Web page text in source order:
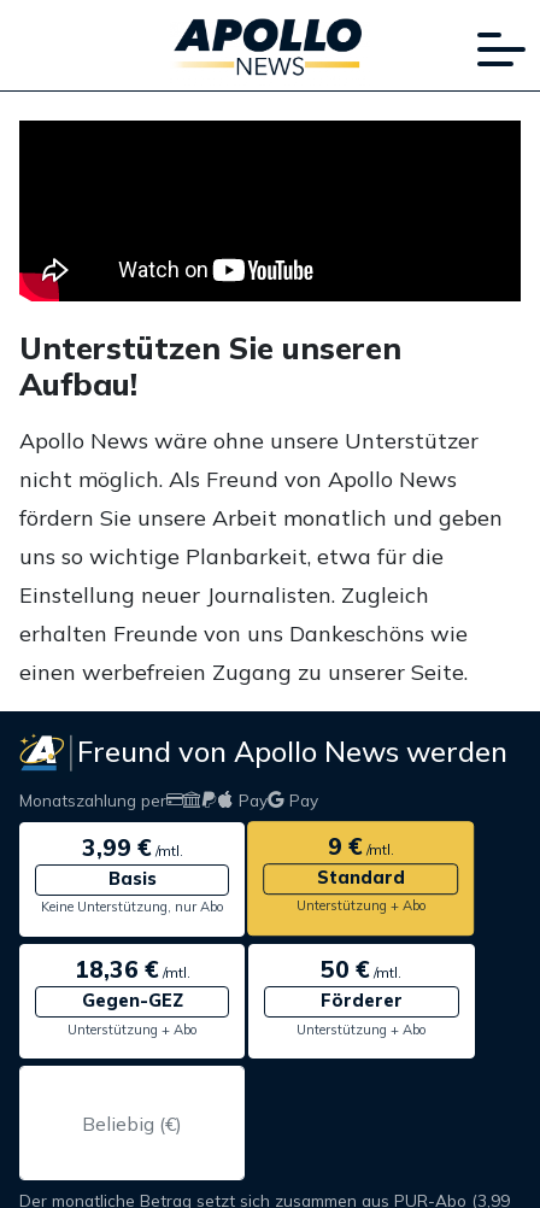
Unterstützen Sie unseren
Aufbau!
Apollo News wäre ohne unsere Unterstützer
nicht möglich. Als Freund von Apollo News
fördern Sie unsere Arbeit monatlich und geben
uns so wichtige Planbarkeit, etwa für die
Einstellung neuer Journalisten. Zugleich
erhalten Freunde von uns Dankeschöns wie
einen werbefreien Zugang zu unserer Seite.
Freund von Apollo News werden
Monatszahlung per Pay Pay
3,99 €/mtl.
Basis
Keine Unterstützung, nur Abo
9 €/mtl.
Standard
Unterstützung + Abo
18,36 €/mtl.
Gegen-GEZ
Unterstützung + Abo
50 € /mtl.
Förderer
Unterstützung + Abo
Der monatliche Betrag setzt sich zusammen aus PUR-Abo (3,99